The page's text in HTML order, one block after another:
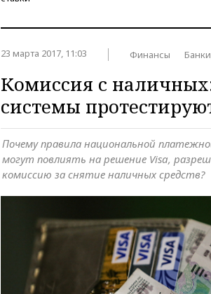
23 марта 2017, 11:03 Финансы
Комиссия с
системы
Почему правила национальной
могут повлиять на решение Visa,
комиссию за снятие наличных средств?